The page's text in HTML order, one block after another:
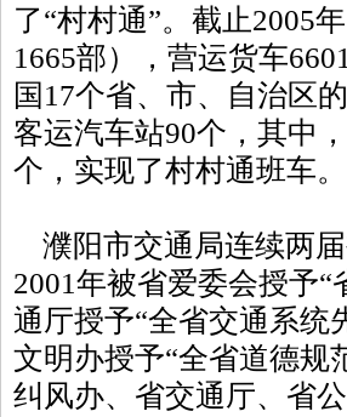
了“村村通”。截止2005
1665部），营运货车
国17个省、市、自治区
客运汽车站90个，其中
个，实现了村村通班车。
濮阳市交通局连续两
2001年被省爱委会授予
通厅授予“全省交通系统
文明办授予“全省道德规
纠风办、省交通厅、省